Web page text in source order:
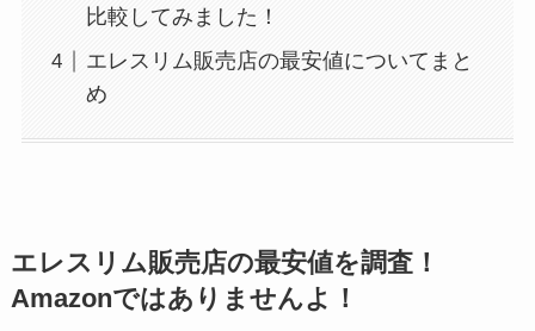
比較してみました！
エレスリム販売店の最安値についてまと
め
エレスリム販売店の最安値を調査！
Amazonではありませんよ！